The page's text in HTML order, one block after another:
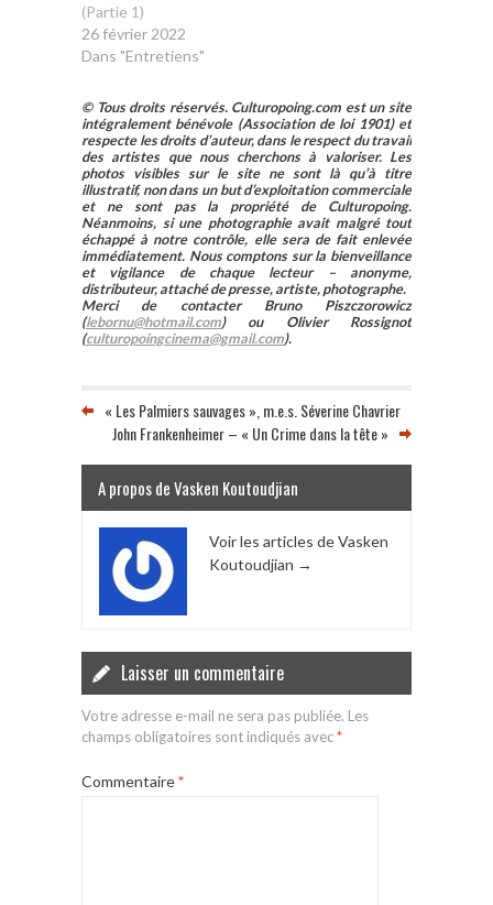
(Partie 1)
26 février 2022
Dans "Entretiens"
© Tous droits réservés. Culturopoing.com est un site
intégralement bénévole (Association de loi 1901) et
respecte les droits d’auteur, dans le respect du travail
des artistes que nous cherchons à valoriser. Les
photos visibles sur le site ne sont là qu’à titre
illustratif, non dans un but d’exploitation commerciale
et ne sont pas la propriété de Culturopoing.
Néanmoins, si une photographie avait malgré tout
échappé à notre contrôle, elle sera de fait enlevée
immédiatement. Nous comptons sur la bienveillance
et vigilance de chaque lecteur – anonyme,
distributeur, attaché de presse, artiste, photographe.
Merci de contacter Bruno Piszczorowicz
(lebornu@hotmail.com) ou Olivier Rossignot
(culturopoingcinema@gmail.com).
« Les Palmiers sauvages », m.e.s. Séverine Chavrier
John Frankenheimer – « Un Crime dans la tête »
A propos de Vasken Koutoudjian
Voir les articles de Vasken
Koutoudjian →
Laisser un commentaire
Votre adresse e-mail ne sera pas publiée. Les
champs obligatoires sont indiqués avec*
Commentaire*